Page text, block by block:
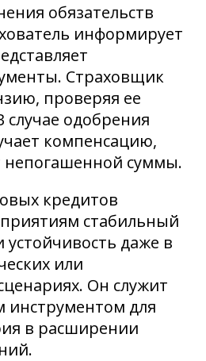
обязательств
информирует
Страховщик
проверяя ее
случае одобрения
компенсацию,
непогашенной суммы.
кредитов
стабильный
даже в
или
Он служит
для
в расширении